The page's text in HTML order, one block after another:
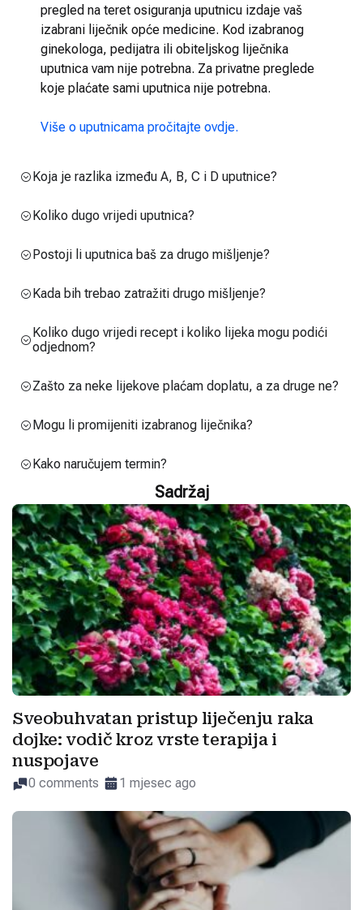
pregled na teret osiguranja uputnicu izdaje vaš
izabrani liječnik opće medicine. Kod izabranog
ginekologa, pedijatra ili obiteljskog liječnika
uputnica vam nije potrebna. Za privatne preglede
koje plaćate sami uputnica nije potrebna.
Više o uputnicama pročitajte ovdje.
Koja je razlika između A, B, C i D uputnice?
Koliko dugo vrijedi uputnica?
Postoji li uputnica baš za drugo mišljenje?
Kada bih trebao zatražiti drugo mišljenje?
Koliko dugo vrijedi recept i koliko lijeka mogu podići
odjednom?
Zašto za neke lijekove plaćam doplatu, a za druge ne?
Mogu li promijeniti izabranog liječnika?
Kako naručujem termin?
Sadržaj
Sveobuhvatan pristup liječenju raka
dojke: vodič kroz vrste terapija i
nuspojave
0 comments 1 mjesec ago